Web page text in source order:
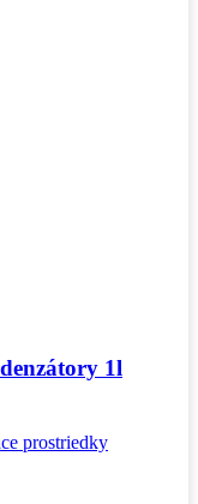
1l
prostriedky